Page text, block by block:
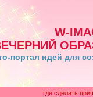
W-
портал идей для
где сделать